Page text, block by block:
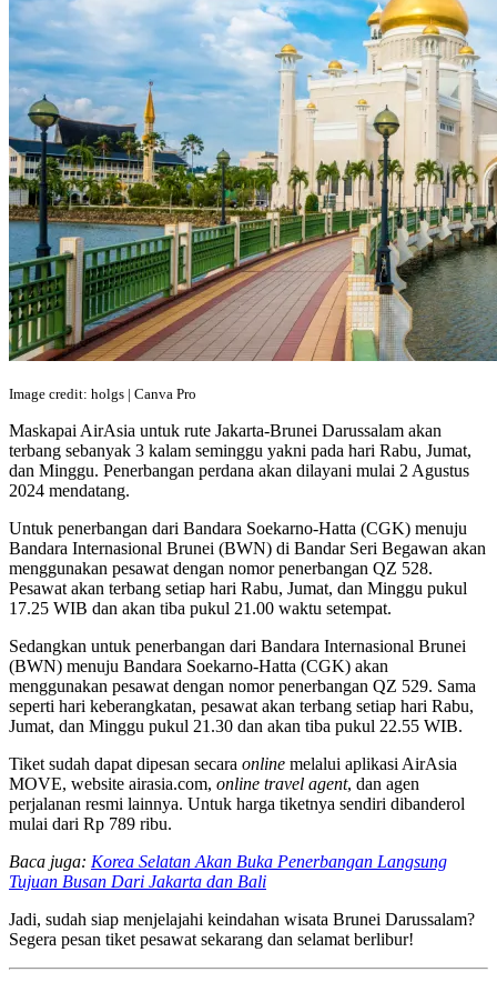
Image credit: holgs | Canva Pro
Maskapai AirAsia untuk rute Jakarta-Brunei Darussalam akan
terbang sebanyak 3 kalam seminggu yakni pada hari Rabu, Jumat,
dan Minggu. Penerbangan perdana akan dilayani mulai 2 Agustus
2024 mendatang.
Untuk penerbangan dari Bandara Soekarno-Hatta (CGK) menuju
Bandara Internasional Brunei (BWN) di Bandar Seri Begawan akan
menggunakan pesawat dengan nomor penerbangan QZ 528.
Pesawat akan terbang setiap hari Rabu, Jumat, dan Minggu pukul
17.25 WIB dan akan tiba pukul 21.00 waktu setempat.
Sedangkan untuk penerbangan dari Bandara Internasional Brunei
(BWN) menuju Bandara Soekarno-Hatta (CGK) akan
menggunakan pesawat dengan nomor penerbangan QZ 529. Sama
seperti hari keberangkatan, pesawat akan terbang setiap hari Rabu,
Jumat, dan Minggu pukul 21.30 dan akan tiba pukul 22.55 WIB.
Tiket sudah dapat dipesan secara online melalui aplikasi AirAsia
MOVE, website airasia.com, online travel agent, dan agen
perjalanan resmi lainnya. Untuk harga tiketnya sendiri dibanderol
mulai dari Rp 789 ribu.
Baca juga: Korea Selatan Akan Buka Penerbangan Langsung
Tujuan Busan Dari Jakarta dan Bali
Jadi, sudah siap menjelajahi keindahan wisata Brunei Darussalam?
Segera pesan tiket pesawat sekarang dan selamat berlibur!